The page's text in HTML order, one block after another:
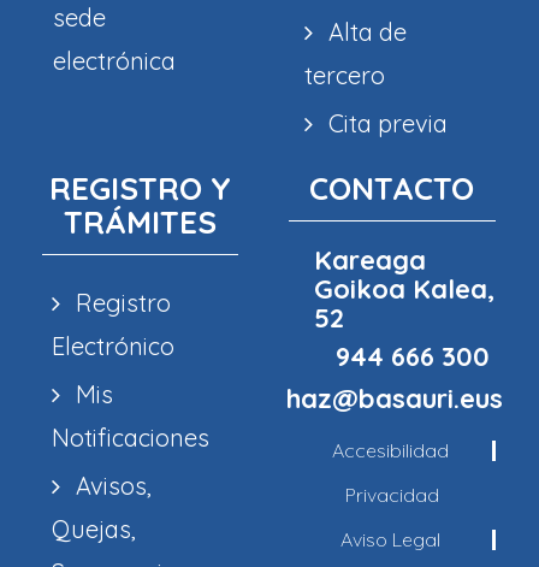
sede
electrónica
Alta de
tercero
Cita previa
REGISTRO Y
TRÁMITES
Registro
Electrónico
Mis
Notificaciones
Avisos,
Quejas,
CONTACTO
Kareaga
Goikoa Kalea,
52
944 666 300
haz@basauri.eus
Accesibilidad
Privacidad
Aviso Legal